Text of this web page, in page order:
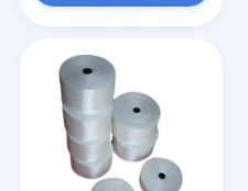
Προϊόντα
Περίπου εμείς
Γύρος εργοστασίων